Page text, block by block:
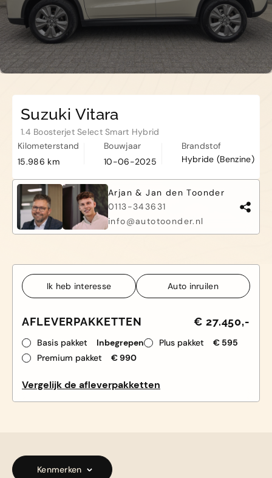
Kapelle
Biezelingsestraat 50 4421 BT
Suzuki Vitara
1.4 Boosterjet Select Smart Hybrid
Kilometerstand
15.986 km
Bouwjaar
10-06-2025
Brandstof
Hybride (Benzine)
Arjan & Jan den Toonder
0113-343631
info@autotoonder.nl
Ik heb interesse Auto inruilen
AFLEVERPAKKETTEN € 27.450,-
Basis pakket Inbegrepen Plus pakket
€ 595
Premium pakket
€ 990
Vergelijk de afleverpakketten
Kenmerken